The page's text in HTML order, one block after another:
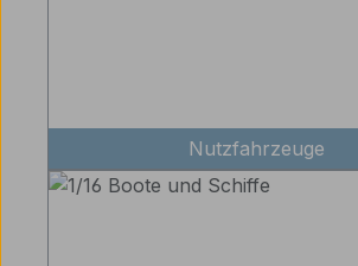
Nutzfahrzeuge